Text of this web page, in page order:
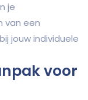
je
van een
jouw individuele
voor